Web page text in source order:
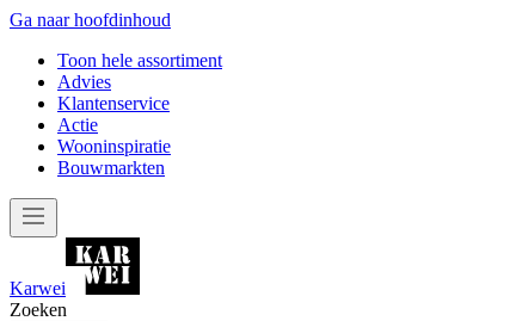
Ga naar hoofdinhoud
Toon hele assortiment
Advies
Klantenservice
Actie
Wooninspiratie
Bouwmarkten
Karwei
Zoeken